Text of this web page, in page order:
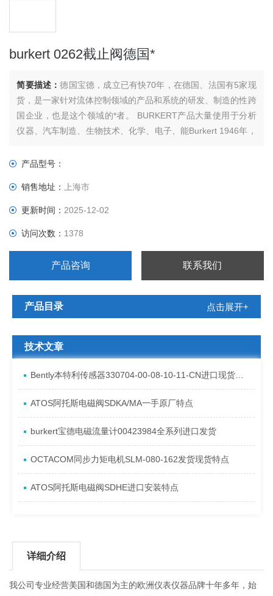
burkert 0262截止阀德国*
简要描述：德国宝德，成立已有快70年，在德国、法国有5家现
货，是一家针对流体控制领域的产品和系统的研发、制造的性跨
国企业，也是这个领域的*者。 BURKERT产品大量使用于分析
仪器、汽车制造、生物技术、化学、电子、能Burkert 1946年，
产品型号：
销售地址：上海市
更新时间：2025-12-02
访问次数： 1378
产品咨询 联系我们
产品目录 点击展开+
技术文章
Bently本特利传感器330704-00-08-10-11-CN进口现货资料
ATOS阿托斯电磁阀SDKA/MA一手原厂特点
burkert宝德电磁流量计00423984全系列进口发货
OCTACOM同步力矩电机SLM-080-162发货现货特点
ATOS阿托斯电磁阀SDHE进口安装特点
详细介绍
我公司专业经营美国和德国为主的欧洲仪表仪器品牌十年多年，始